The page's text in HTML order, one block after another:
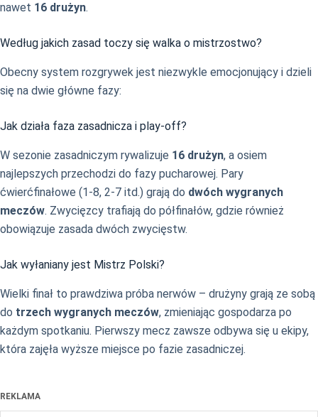
nawet 16 drużyn.
Według jakich zasad toczy się walka o mistrzostwo?
Obecny system rozgrywek jest niezwykle emocjonujący i dzieli
się na dwie główne fazy:
Jak działa faza zasadnicza i play-off?
W sezonie zasadniczym rywalizuje 16 drużyn, a osiem
najlepszych przechodzi do fazy pucharowej. Pary
ćwierćfinałowe (1-8, 2-7 itd.) grają do dwóch wygranych
meczów. Zwycięzcy trafiają do półfinałów, gdzie również
obowiązuje zasada dwóch zwycięstw.
Jak wyłaniany jest Mistrz Polski?
Wielki finał to prawdziwa próba nerwów – drużyny grają ze sobą
do trzech wygranych meczów, zmieniając gospodarza po
każdym spotkaniu. Pierwszy mecz zawsze odbywa się u ekipy,
która zajęła wyższe miejsce po fazie zasadniczej.
REKLAMA